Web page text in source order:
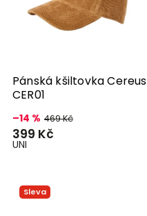
Pánská kšiltovka Cereus
CER01
–14 % 469 Kč
399 Kč
UNI
Sleva